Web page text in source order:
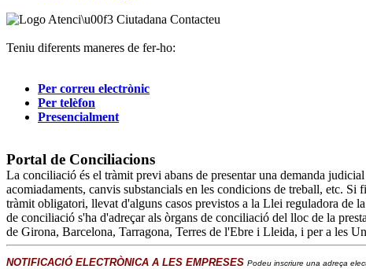
Contacteu
Teniu diferents maneres de fer-ho:
Per correu electrònic
Per telèfon
Presencialment
Portal de Conciliacions
La conciliació és el tràmit previ abans de presentar una demanda
acomiadaments, canvis substancials en les condicions de treball, etc.
tràmit obligatori, llevat d'alguns casos previstos a la Llei reguladora de
de conciliació s'ha d'adreçar als òrgans de conciliació del lloc de la
de Girona, Barcelona, Tarragona, Terres de l'Ebre i Lleida, i per a les
NOTIFICACIÓ ELECTRÒNICA A LES EMPRESES Podeu inscriure una adreça